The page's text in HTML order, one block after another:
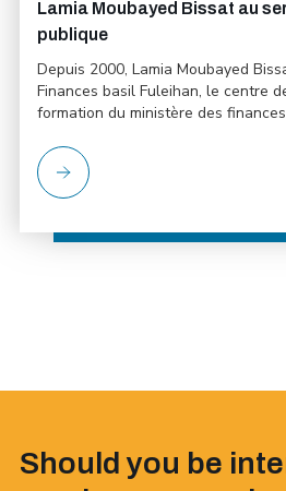
Lamia Moubayed Bissat au
publique
Depuis 2000, Lamia Moubayed
Finances basil Fuleihan, le centre
formation du ministère des
Should you be